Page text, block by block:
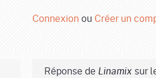
Connexionou Créer un
Réponse de Linamix sur